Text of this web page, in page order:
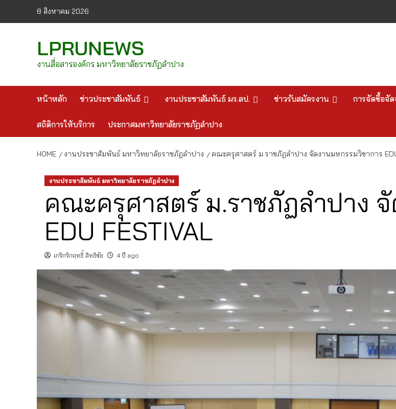
8 สิงหาคม 2026
LPRUNEWS
งานสื่อสารองค์กร มหาวิทยาลัยราชภัฏลำปาง
หน้าหลัก ข่าวประชาสัมพันธ์ งานประชาสัมพันธ์ มร.ลป. ข่าวรับสมัครงาน การจัดซื้อจัด
สถิติการให้บริการ ประกาศมหาวิทยาลัยราชภัฏลำปาง
HOME งานประชาสัมพันธ์ มหาวิทยาลัยราชภัฏลำปาง คณะครุศาสตร์ ม.ราชภัฏลำปาง จัดงานมหกรรมวิชาการ
งานประชาสัมพันธ์ มหาวิทยาลัยราชภัฏลำปาง
คณะครุศาสตร์ ม.ราชภัฏลำปาง
EDU FESTIVAL
เกริกริกฤทธิ์ สิทธิชัย 4 ปี ago